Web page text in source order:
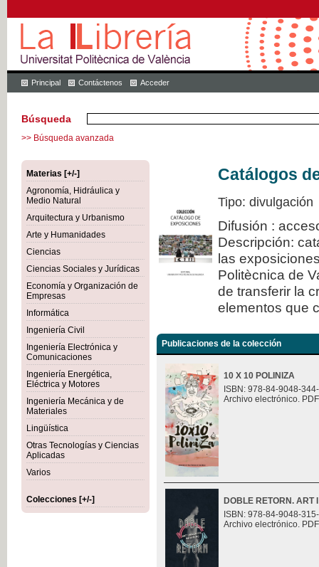
Principal Contáctenos Acceder
Búsqueda
>> Búsqueda avanzada
Materias [+/-]
Agronomía, Hidráulica y
Medio Natural
Arquitectura y Urbanismo
Arte y Humanidades
Ciencias
Ciencias Sociales y Jurídicas
Economía y Organización de
Empresas
Informática
Ingeniería Civil
Ingeniería Electrónica y
Comunicaciones
Ingeniería Energética,
Eléctrica y Motores
Ingeniería Mecánica y de
Materiales
Lingüística
Otras Tecnologías y Ciencias
Aplicadas
Varios
Colecciones [+/-]
Catálogos
Tipo: divulgación
Difusión :
Descripción:
las
Politècnica de
de transferir la
elementos que
Publicaciones de la colección
10 X 10 POLINIZA
ISBN: 978-84-9048-
Archivo electrónico.
DOBLE RETORN. ART
ISBN: 978-84-9048-
Archivo electrónico.